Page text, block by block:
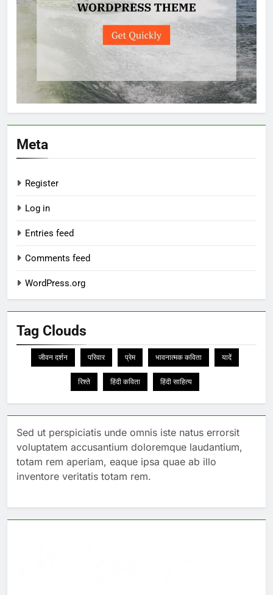
Meta
Register
Log in
Entries feed
Comments feed
WordPress.org
Tag Clouds
जीवन दर्शन परिवार प्रेम भावनात्मक कविता यादें
रिश्ते हिंदी कविता हिंदी साहित्य
Sed ut perspiciatis unde omnis iste natus errorsit
voluptatem accusantium doloremque laudantium,
totam rem aperiam, eaque ipsa quae ab illo
inventore veritatis totam rem.